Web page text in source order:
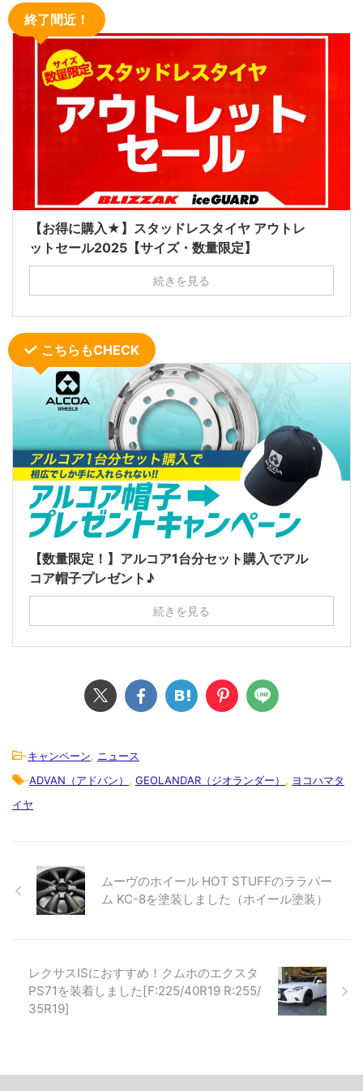
終了間近！
【お得に購入★】スタッドレスタイヤ アウトレ
ットセール2025【サイズ・数量限定】
続きを見る
こちらもCHECK
【数量限定！】アルコア1台分セット購入でアル
コア帽子プレゼント♪
続きを見る
-キャンペーン, ニュース
-ADVAN（アドバン） , GEOLANDAR（ジオランダー） , ヨコハマタ
イヤ
ムーヴのホイール HOT STUFFのララパー
ム KC-8を塗装しました（ホイール塗装）
レクサスISにおすすめ！クムホのエクスタ
PS71を装着しました[F:225/40R19 R:255/
35R19]